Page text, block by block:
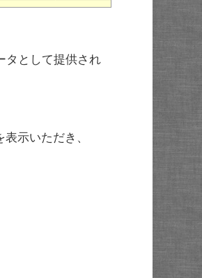
タとして提供され
示いただき、